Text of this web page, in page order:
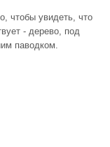
чтобы увидеть, что
- дерево, под
паводком.